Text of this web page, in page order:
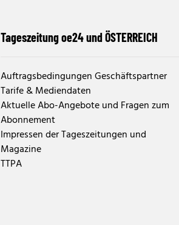
Tageszeitung oe24 und ÖSTERREICH
Auftragsbedingungen Geschäftspartner
Tarife & Mediendaten
Aktuelle Abo-Angebote und Fragen zum
Abonnement
Impressen der Tageszeitungen und
Magazine
TTPA